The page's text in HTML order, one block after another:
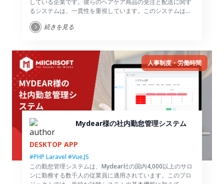
るシステムは、一貫性を重視しています。このシステムは、
科学的な注文管理システムを採用し、注文状況の統計情報を
提供し、販売管理をサポートする役割を果たしています。
続きを見る
人事制度・労働時間
Mydear様の社内勤怠管理システム
DESKTOP APP
#PHP Laravel #Vue.JS
この勤怠管理システムは、Mydear社の国内4,000以上のサロ
ンに勤務する数千人の従業員に適用されています。このプロ